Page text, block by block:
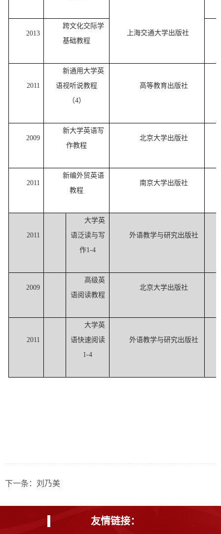
2013
跨文化交际学
基础教程
上海交通大学出版社
2011
新通用大学英
语视听说教程
（4）
高等教育出版社
2009
新大学英语写
作教程
北京大学出版社
2011
新编外贸英语
教程
南京大学出版社
2011
大学英
语泛读与写
作1-4
外语教学与研究出版社
2009
高级英
语阅读教程
北京大学出版社
2011
大学英
语快速阅读
1-4
外语教学与研究出版社
下一条： 刘乃美
友情链接：